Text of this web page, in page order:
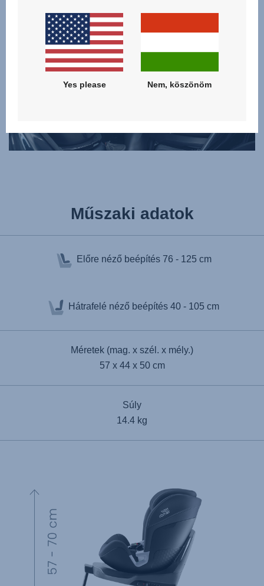
Műszaki adatok
Előre néző beépítés 76 - 125 cm
Hátrafelé néző beépítés 40 - 105 cm
Méretek (mag. x szél. x mély.)
57 x 44 x 50 cm
Súly
14.4 kg
Yes please Nem, köszönöm